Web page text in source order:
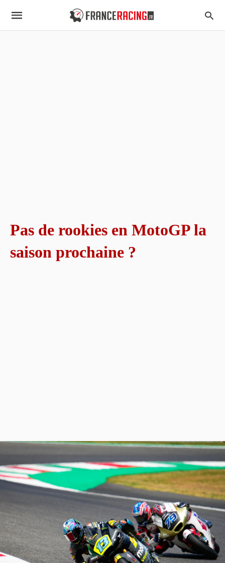
Pas de rookies en MotoGP la
saison prochaine ?